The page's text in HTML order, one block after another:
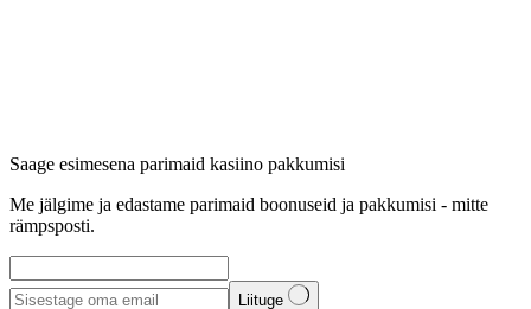
Saage esimesena parimaid kasiino pakkumisi
Me jälgime ja edastame parimaid boonuseid ja pakkumisi - mitte
rämpsposti.
Liituge